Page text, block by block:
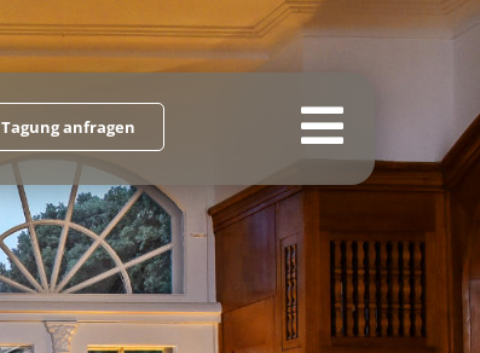
Tagung anfragen
Toggle
Startseite
Schloss Hasenwinkel
Tagung & Seminare